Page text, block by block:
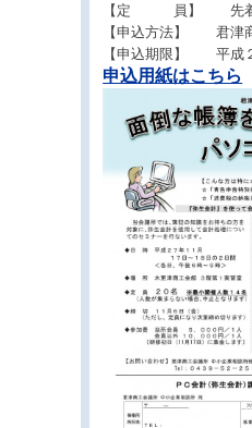
【定 員】 先着
【申込方法】 君津
【申込期限】 平成
申込用紙はこちら